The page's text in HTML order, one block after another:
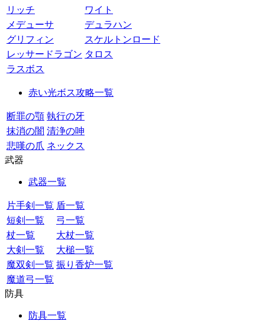
リッチ
ワイト
メデューサ
デュラハン
グリフィン
スケルトンロード
レッサードラゴン タロス
ラスボス
赤い光ボス攻略一覧
断罪の顎 執行の牙
抹消の闇 清浄の呻
悲嘆の爪 ネックス
武器
武器一覧
片手剣一覧 盾一覧
短剣一覧
弓一覧
杖一覧
大杖一覧
大剣一覧
大槌一覧
魔双剣一覧 振り香炉一覧
魔道弓一覧
防具
防具一覧